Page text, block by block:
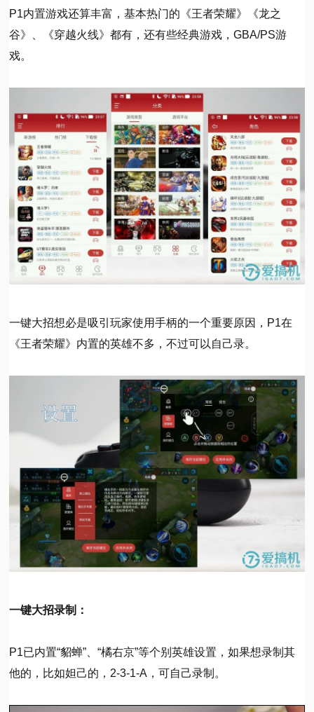
P1内置游戏还算丰富，基本热门的《王者荣耀》《龙之
谷》、《穿越火线》都有，还有些经典游戏，GBA/PS游
戏。
一键大招想必是吸引玩家使用手柄的一个重要原因，P1在
《王者荣耀》内置的英雄不多，不过可以自己录。
一键大招录制：
P1已内置“貂蝉”、“橘右京”等个别英雄设置，如果想录制其
他的，比如妲己的，2-3-1-A，可自己录制。